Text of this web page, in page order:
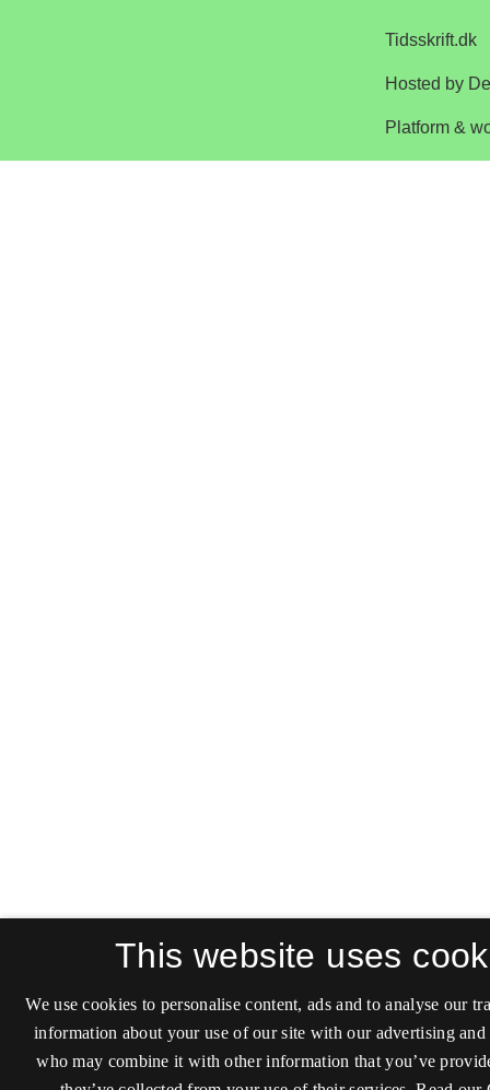
This website uses
We use cookies to personalise content, ads and to analyse our
information about your use of our site with our advertising and
who may combine it with other information that you’ve